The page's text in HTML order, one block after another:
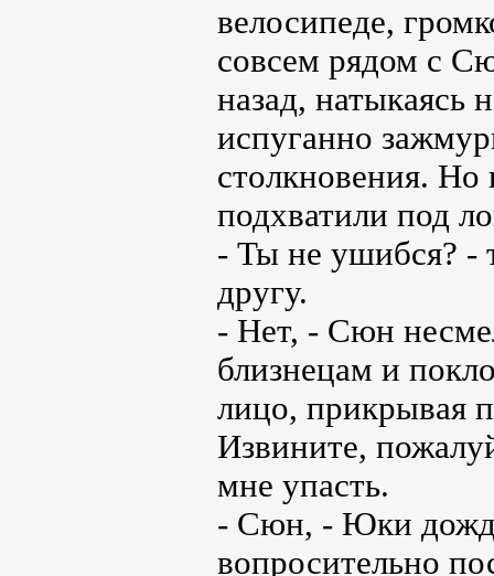
велосипеде,
совсем рядом с
назад, натыкаясь
испуганно
столкновения. Но
подхватили под
- Ты не ушибся? -
другу.
- Нет, - Сюн
близнецам и
лицо, прикрывая
Извините,
мне упасть.
- Сюн, - Юки
вопросительно